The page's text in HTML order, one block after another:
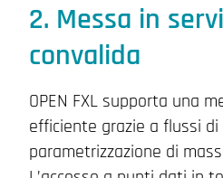
2. Messa in
convalida
OPEN FXL supporta una
efficiente grazie a flussi
parametrizzazione di